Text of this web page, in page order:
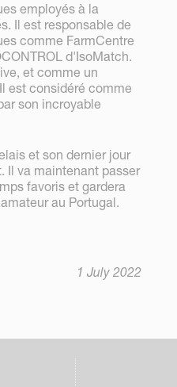
employés à la
Il est responsable de
comme FarmCentre
d'IsoMatch.
et comme un
est considéré comme
son incroyable
et son dernier jour
Il va maintenant passer
favoris et gardera
au Portugal.
1 July 2022